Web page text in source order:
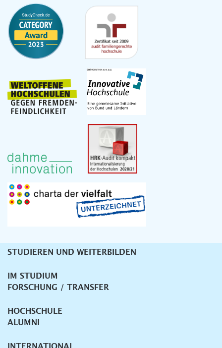
Unternavigation
STUDIEREN UND WEITERBILDEN
IM STUDIUM
FORSCHUNG / TRANSFER
HOCHSCHULE
ALUMNI